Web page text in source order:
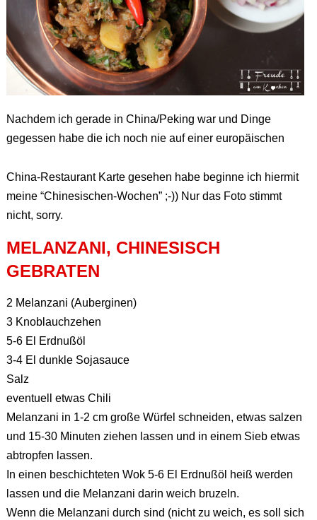
Nachdem ich gerade in China/Peking war und Dinge
gegessen habe die ich noch nie auf einer europäischen
China-Restaurant Karte gesehen habe beginne ich hiermit
meine “Chinesischen-Wochen” ;-)) Nur das Foto stimmt
nicht, sorry.
MELANZANI, CHINESISCH
GEBRATEN
2 Melanzani (Auberginen)
3 Knoblauchzehen
5-6 El Erdnußöl
3-4 El dunkle Sojasauce
Salz
eventuell etwas Chili
Melanzani in 1-2 cm große Würfel schneiden, etwas salzen
und 15-30 Minuten ziehen lassen und in einem Sieb etwas
abtropfen lassen.
In einen beschichteten Wok 5-6 El Erdnußöl heiß werden
lassen und die Melanzani darin weich bruzeln.
Wenn die Melanzani durch sind (nicht zu weich, es soll sich